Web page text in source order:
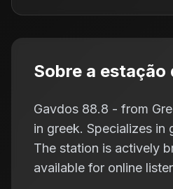
Sobre a estação
Gavdos 88.8 - from
in greek. Specializes in
The station is actively
available for online